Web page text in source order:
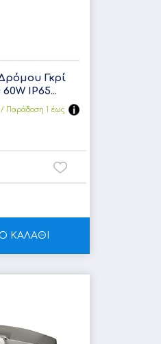
Γκρί
IP65...
Παράδoση 1 έως
ΚΑΛΑΘΙ